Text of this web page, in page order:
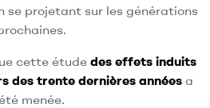
se projetant sur les générations
cette étude des effets induits
des trente dernières annéesa
menée.